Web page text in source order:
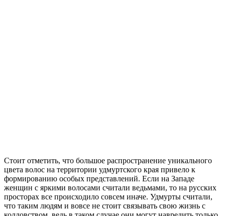
Стоит отметить, что большое распространение уникального
цвета волос на территории удмуртского края привело к
формированию особых представлений. Если на Западе
женщин с яркими волосами считали ведьмами, то на русских
просторах все происходило совсем иначе. Удмурты считали,
что таким людям и вовсе не стоит связывать свою жизнь с